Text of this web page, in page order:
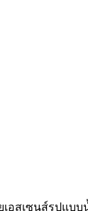
อสเซนส์รูปแบ